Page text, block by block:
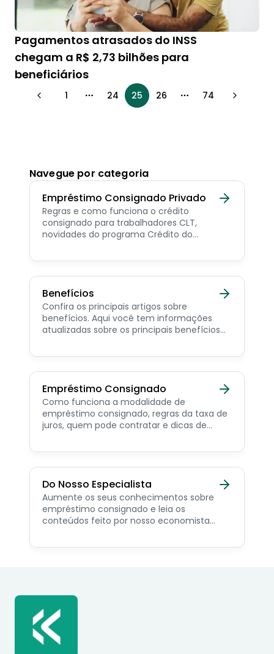
Pagamentos atrasados do INSS
chegam a R$ 2,73 bilhões para
beneficiários
1 More pages
24 25 26 More pages
74
Navegue por categoria
Empréstimo Consignado Privado
Regras e como funciona o crédito
consignado para trabalhadores CLT,
novidades do programa Crédito do
consignado privado.
Benefícios
Confira os principais artigos sobre
benefícios. Aqui você tem informações
atualizadas sobre os principais benefícios
pensionista e beneficiários de programas
Empréstimo Consignado
Como funciona a modalidade de
empréstimo consignado, regras da taxa de
juros, quem pode contratar e dicas de
Do Nosso Especialista
Aumente os seus conhecimentos sobre
empréstimo consignado e leia os
conteúdos feito por nosso economista